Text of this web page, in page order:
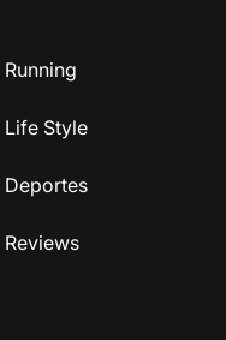
Running
Life Style
Deportes
Reviews